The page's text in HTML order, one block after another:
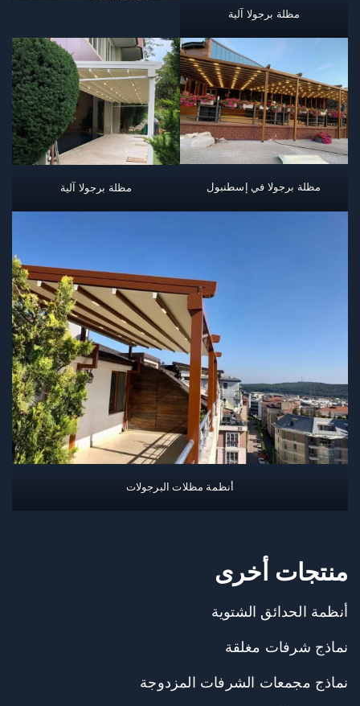
مظلة برجولا آلية
مظلة برجولا آلية مظلة برجولا في إسطنبول
أنظمة مظلات البرجولات
منتجات أخرى
أنظمة الحدائق الشتوية
نماذج شرفات مغلقة
نماذج مجمعات الشرفات المزدوجة